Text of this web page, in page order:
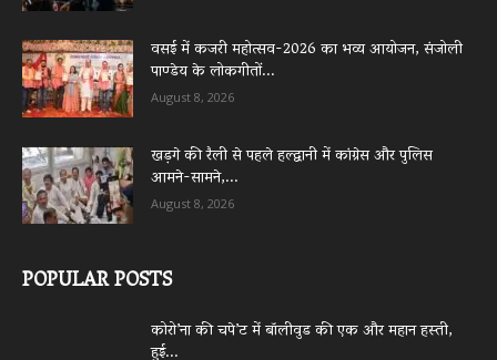
वसई में कजरी महोत्सव-2026 का भव्य आयोजन, संजोली
पाण्डेय के लोकगीतों...
August 8, 2026
खड़गे की रैली से पहले हल्द्वानी में कांग्रेस और पुलिस
आमने-सामने,...
August 8, 2026
POPULAR POSTS
कोरो’ना की चपे’ट में बॉलीवुड की एक और महान हस्ती,
हुई...